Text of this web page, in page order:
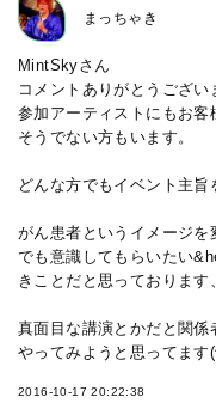
まっちゃき
MintSkyさん
コメントありがとうござい
参加アーティストにもお客
そうでない方もいます。
どんな方でもイベント主
がん患者というイメージを
でも意識してもらいたい
きことだと思っております
真面目な講演とかだと関
やってみようと思ってます
2016-10-17 20:22:38